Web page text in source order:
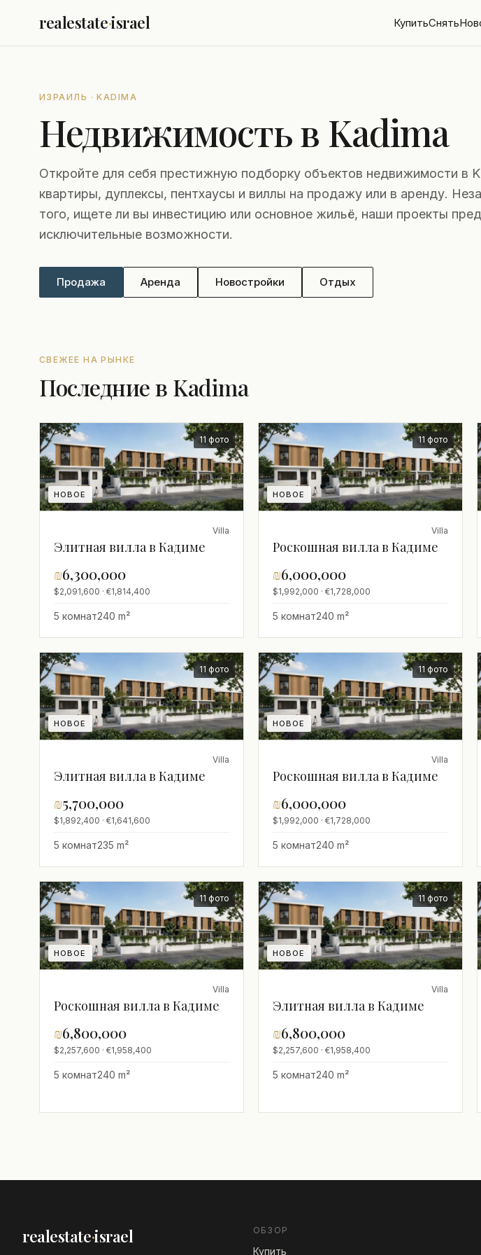
realestate·israel КупитьСнять
ИЗРАИЛЬ · KADIMA
Недвижимость в Kadima
Откройте для себя престижную подборку объектов недвижимости в
квартиры, дуплексы, пентхаусы и виллы на продажу или в аренду.
того, ищете ли вы инвестицию или основное жильё, наши проекты
исключительные возможности.
Продажа Аренда Новостройки Отдых
СВЕЖЕЕ НА РЫНКЕ
Последние в Kadima
НОВОЕ
11 фото
Villa
Элитная вилла в Кадиме
₪6,300,000
$2,091,600 · €1,814,400
5 комнат240 m²
НОВОЕ
11 фото
Villa
Роскошная вилла в Кадиме
₪6,000,000
$1,992,000 · €1,728,000
5 комнат240 m²
НОВОЕ
11 фото
Villa
Элитная вилла в Кадиме
₪5,700,000
$1,892,400 · €1,641,600
5 комнат235 m²
НОВОЕ
11 фото
Villa
Роскошная вилла в Кадиме
₪6,000,000
$1,992,000 · €1,728,000
5 комнат240 m²
НОВОЕ
11 фото
Villa
Роскошная вилла в Кадиме
₪6,800,000
$2,257,600 · €1,958,400
5 комнат240 m²
НОВОЕ
11 фото
Villa
Элитная вилла в Кадиме
₪6,800,000
$2,257,600 · €1,958,400
5 комнат240 m²
realestate·israel ОБЗОР
Купить